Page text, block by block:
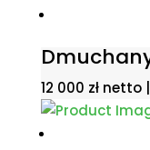
12 000 zł netto |